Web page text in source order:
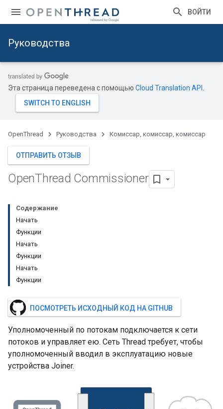
ВОЙТИ
Руководства
Эта страница переведена с помощью Cloud Translation API
OpenThread Руководства Комиссар, комиссар, комиссар
ОТПРАВИТЬ ОТЗЫВ
OpenThread Commissioner
Содержание
Начать
Функции
Начать
Функции
Начать
Функции
ПОСМОТРЕТЬ ИСХОДНЫЙ КОД НА GITHUB
Уполномоченный по потокам подключается к сети
потоков и управляет ею. Сеть Thread требует, чтобы
уполномоченный вводил в эксплуатацию новые
устройства Joiner.